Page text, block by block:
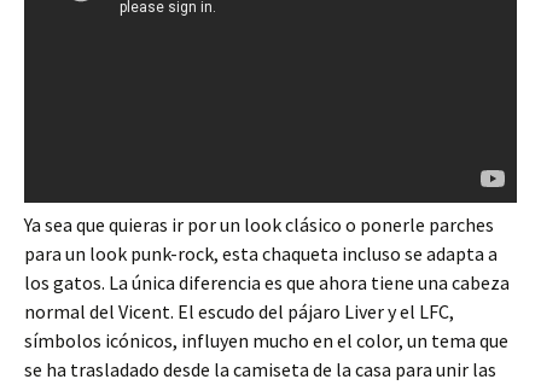
Ya sea que quieras ir por un look clásico o ponerle parches
para un look punk-rock, esta chaqueta incluso se adapta a
los gatos. La única diferencia es que ahora tiene una cabeza
normal del Vicent. El escudo del pájaro Liver y el LFC,
símbolos icónicos, influyen mucho en el color, un tema que
se ha trasladado desde la camiseta de la casa para unir las